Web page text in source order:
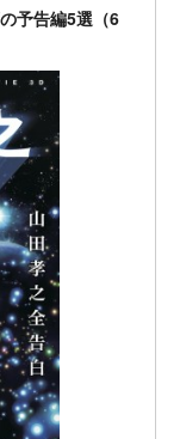
予告編5選（6